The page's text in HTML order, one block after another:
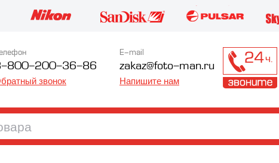
800-200-36-86
звонок
E-mail
zakaz@foto-man.ru
Напишите нам